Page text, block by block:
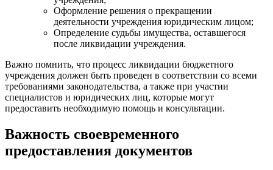
Оформление решения о прекращении
деятельности учреждения юридическим лицом;
Определение судьбы имущества, оставшегося
после ликвидации учреждения.
Важно помнить, что процесс ликвидации бюджетного
учреждения должен быть проведен в соответствии со всеми
требованиями законодательства, а также при участии
специалистов и юридических лиц, которые могут
предоставить необходимую помощь и консультации.
Важность своевременного
предоставления документов